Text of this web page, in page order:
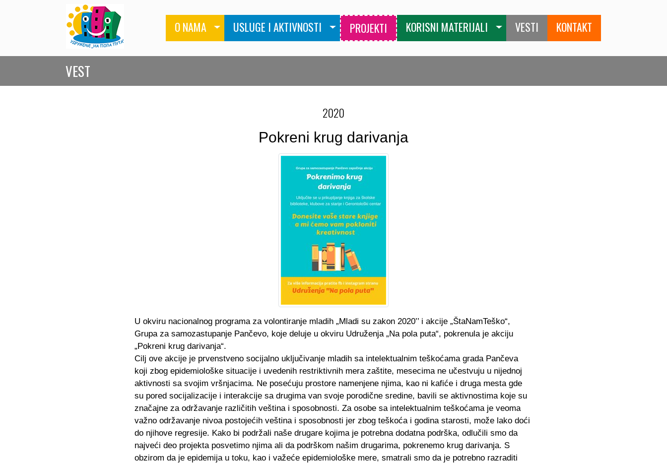
O NAMA USLUGE I AKTIVNOSTI PROJEKTI KORISNI MATERIJALI VESTI KONTAKT
VEST
2020
Pokreni krug darivanja
U okviru nacionalnog programa za volontiranje mladih „Mladi su zakon 2020’’ i akcije „ŠtaNamTeško“,
Grupa za samozastupanje Pančevo, koje deluje u okviru Udruženja „Na pola puta“, pokrenula je akciju
„Pokreni krug darivanja“.
Cilj ove akcije je prvenstveno socijalno uključivanje mladih sa intelektualnim teškoćama grada Pančeva
koji zbog epidemiološke situacije i uvedenih restriktivnih mera zaštite, mesecima ne učestvuju u nijednoj
aktivnosti sa svojim vršnjacima. Ne posećuju prostore namenjene njima, kao ni kafiće i druga mesta gde
su pored socijalizacije i interakcije sa drugima van svoje porodične sredine, bavili se aktivnostima koje su
značajne za održavanje različitih veština i sposobnosti. Za osobe sa intelektualnim teškoćama je veoma
važno održavanje nivoa postojećih veština i sposobnosti jer zbog teškoća i godina starosti, može lako doći
do njihove regresije. Kako bi podržali naše drugare kojima je potrebna dodatna podrška, odlučili smo da
najveći deo projekta posvetimo njima ali da podrškom našim drugarima, pokrenemo krug darivanja. S
obzirom da je epidemija u toku, kao i važeće epidemiološke mere, smatrali smo da je potrebno razraditi